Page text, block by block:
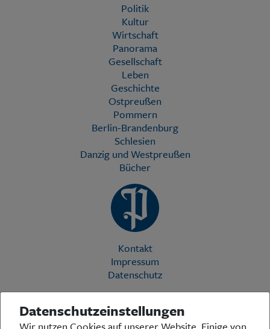
Politik
Kultur
Wirtschaft
Panorama
Gesellschaft
Leben
Geschichte
Ostpreußen
Pommern
Berlin-Brandenburg
Schlesien
Danzig und Westpreußen
Bücher
Kontakt
Impressum
Datenschutz
Die Preußische Allgemeine Zeitung (PAZ) ist eine einzigartige Stimme
Datenschutzeinstellungen